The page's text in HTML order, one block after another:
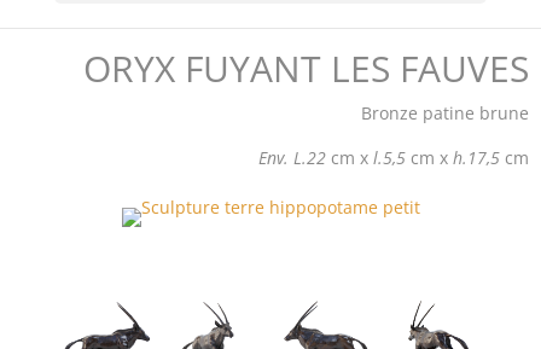
ORYX FUYANT LES FAUVES
Bronze patine brune
Env. L.22 cm x l.5,5 cm x h.17,5 cm